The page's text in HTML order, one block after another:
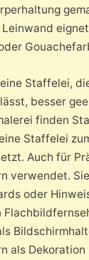
Staffelei,
besser
finden
Staffelei
Auch für
verwendet.
oder
als